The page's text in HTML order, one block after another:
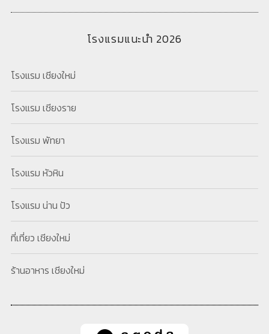
โรงแรมแนะนำ 2026
โรงแรม เชียงใหม่
โรงแรม เชียงราย
โรงแรม พัทยา
โรงแรม หัวหิน
โรงแรม น่าน ปัว
ที่เที่ยว เชียงใหม่
ร้านอาหาร เชียงใหม่